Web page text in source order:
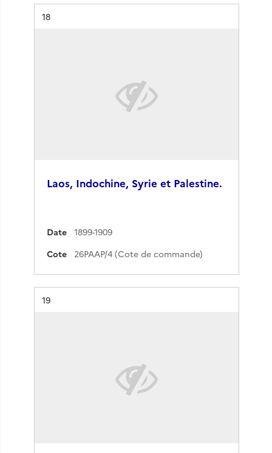
Résultat n°
18
Laos, Indochine, Syrie et Palestine.
Date
1899-1909
Cote
26PAAP/4 (Cote de commande)
Résultat n°
19